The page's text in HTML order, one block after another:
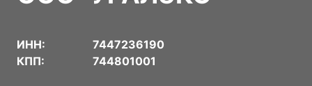
ИНН:
7447236190
КПП:
744801001